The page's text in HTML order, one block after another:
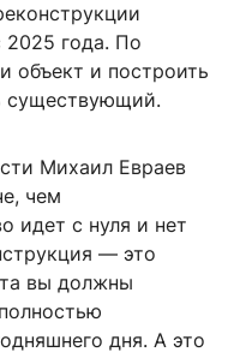
2025 года. По
объект и построить
существующий.
Михаил Евраев
чем
идет с нуля и нет
— это
вы должны
дня. А это